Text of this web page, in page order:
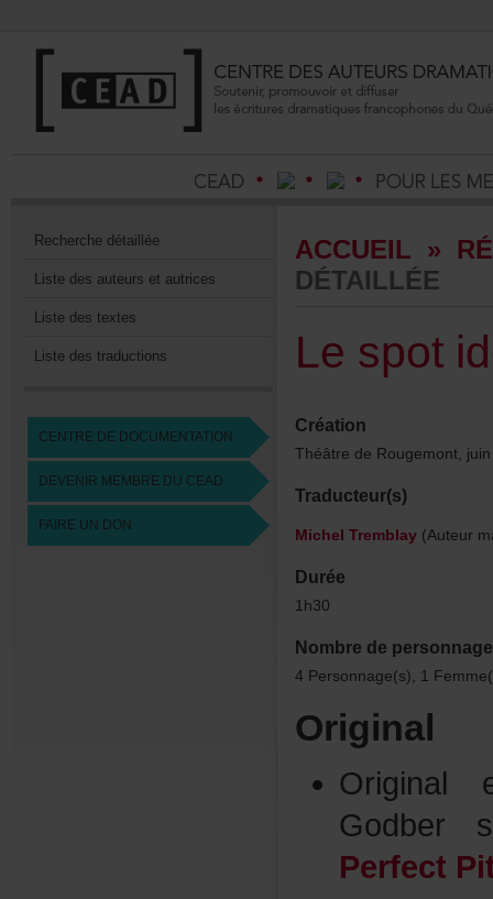
Recherchedétaillée
Listedesauteursetautrices
Listedestextes
Listedestraductions
CENTREDEDOCUMENTATION
DEVENIRMEMBREDUCEAD
FAIREUNDON
ACCUEIL »
DÉTAILLÉE
Création
Traducteur(s)
MichelTremblay
Durée
1h30
Original